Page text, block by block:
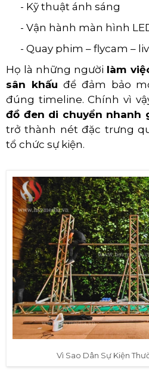
- Kỹ thuật ánh sáng
- Vận hành màn hình
- Quay phim – flycam –
Họ là những người làm
sân khấu để đảm bảo
đúng timeline. Chính vì
đồ đen di chuyển nhanh
trở thành nét đặc trưng
tổ chức sự kiện.
Vì Sao Dân Sự Kiện